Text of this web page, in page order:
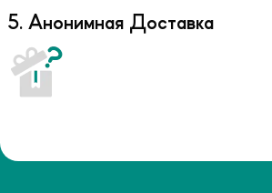
5. Анонимная Доставка